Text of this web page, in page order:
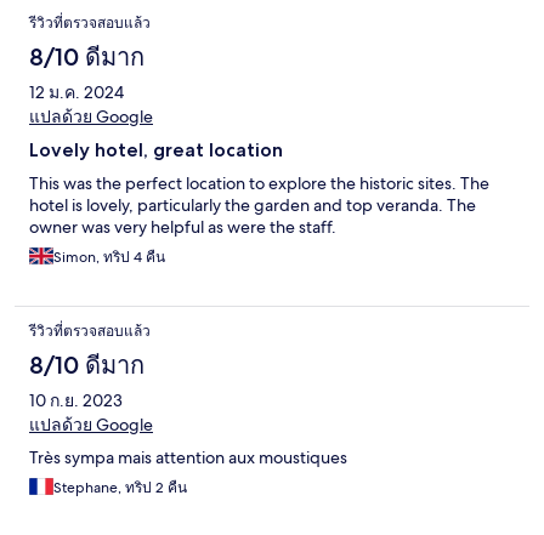
รีวิวที่ตรวจสอบแล้ว
8/10 ดีมาก
12 ม.ค. 2024
แปลด้วย Google
Lovely hotel, great location
This was the perfect location to explore the historic sites. The
hotel is lovely, particularly the garden and top veranda. The
owner was very helpful as were the staff.
Simon, ทริป 4 คืน
รีวิวที่ตรวจสอบแล้ว
8/10 ดีมาก
10 ก.ย. 2023
แปลด้วย Google
Très sympa mais attention aux moustiques
Stephane, ทริป 2 คืน